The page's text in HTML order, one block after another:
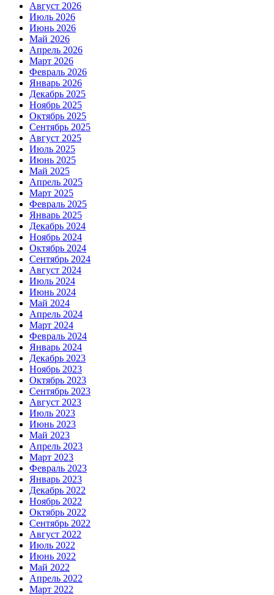
Август 2026
Июль 2026
Июнь 2026
Май 2026
Апрель 2026
Март 2026
Февраль 2026
Январь 2026
Декабрь 2025
Ноябрь 2025
Октябрь 2025
Сентябрь 2025
Август 2025
Июль 2025
Июнь 2025
Май 2025
Апрель 2025
Март 2025
Февраль 2025
Январь 2025
Декабрь 2024
Ноябрь 2024
Октябрь 2024
Сентябрь 2024
Август 2024
Июль 2024
Июнь 2024
Май 2024
Апрель 2024
Март 2024
Февраль 2024
Январь 2024
Декабрь 2023
Ноябрь 2023
Октябрь 2023
Сентябрь 2023
Август 2023
Июль 2023
Июнь 2023
Май 2023
Апрель 2023
Март 2023
Февраль 2023
Январь 2023
Декабрь 2022
Ноябрь 2022
Октябрь 2022
Сентябрь 2022
Август 2022
Июль 2022
Июнь 2022
Май 2022
Апрель 2022
Март 2022